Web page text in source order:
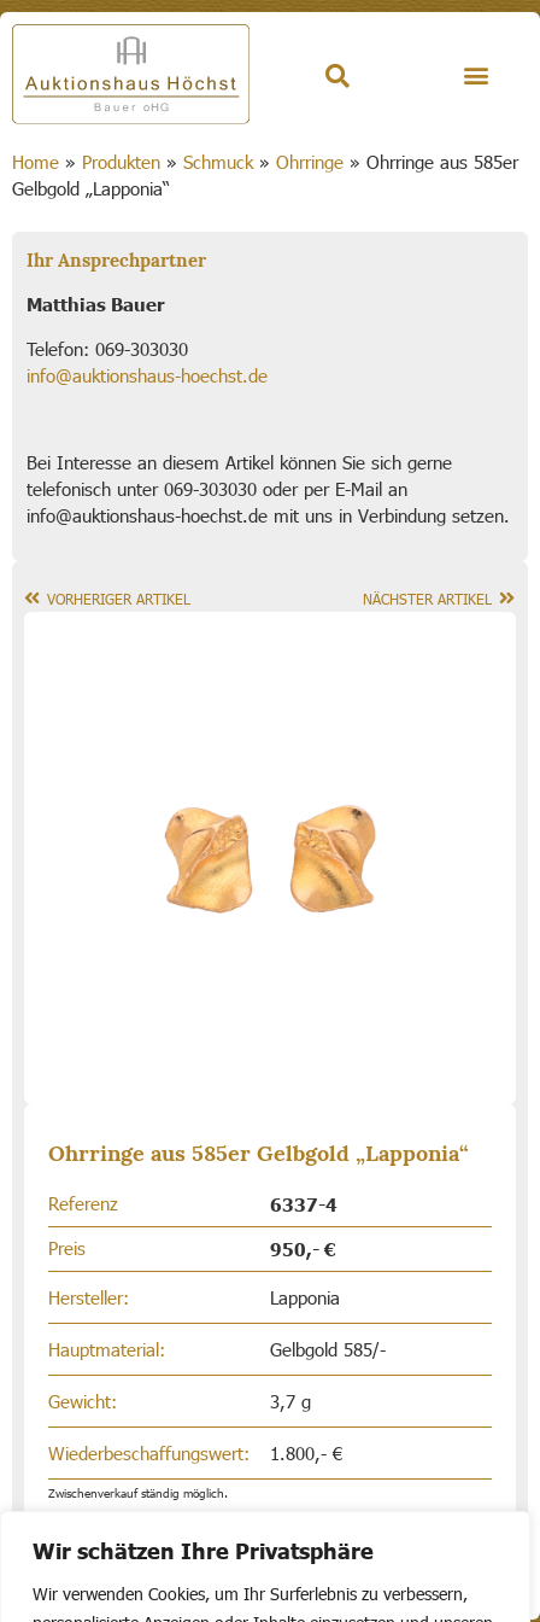
Wir schätzen Ihre Privatsphäre
Wir verwenden Cookies, um Ihr Surferlebnis zu verbessern,
Home » Produkten » Schmuck» Ohrringe » Ohrringe aus 585er
Gelbgold „Lapponia“
Ihr Ansprechpartner
Matthias Bauer
Telefon: 069-303030
info@auktionshaus-hoechst.de
Bei Interesse an diesem Artikel können Sie sich gerne
telefonisch unter 069-303030 oder per E-Mail an
info@auktionshaus-hoechst.de mit uns in Verbindung setzen.
VORHERIGER ARTIKEL NÄCHSTER ARTIKEL
Ohrringe aus 585er Gelbgold „Lapponia“
Referenz 6337-4
Preis 950,- €
Hersteller: Lapponia
Hauptmaterial: Gelbgold 585/-
Gewicht: 3,7 g
Wiederbeschaffungswert: 1.800,- €
Zwischenverkauf ständig möglich.